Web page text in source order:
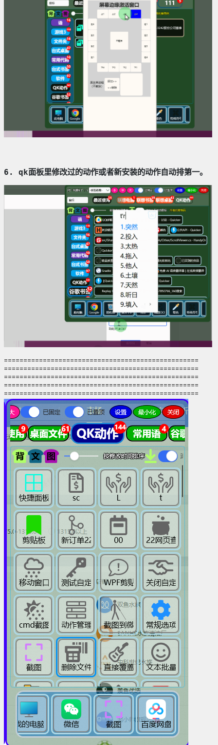
==================================================
==================================================
==================================================
==================================================
==================================================